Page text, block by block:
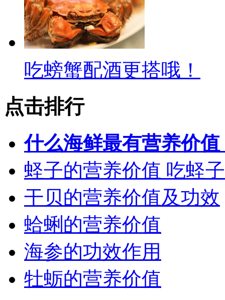
吃螃蟹配酒更搭哦！
点击排行
什么海鲜最有营养价值
蛏子的营养价值 吃蛏
干贝的营养价值及功效
蛤蜊的营养价值
海参的功效作用
牡蛎的营养价值